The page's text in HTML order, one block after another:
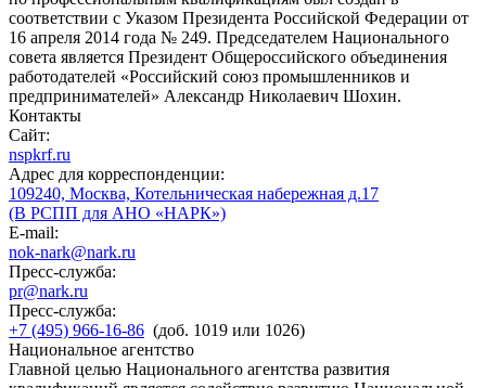
соответствии с Указом Президента Российской Федерации от
16 апреля 2014 года № 249. Председателем Национального
совета является Президент Общероссийского объединения
работодателей «Российский союз промышленников и
предпринимателей» Александр Николаевич Шохин.
Контакты
Сайт:
nspkrf.ru
Адрес для корреспонденции:
109240, Москва, Котельническая набережная д.17
(В РСПП для АНО «НАРК»)
E-mail:
nok-nark@nark.ru
Пресс-служба:
pr@nark.ru
Пресс-служба:
+7 (495) 966-16-86 (доб. 1019 или 1026)
Национальное агентство
Главной целью Национального агентства развития